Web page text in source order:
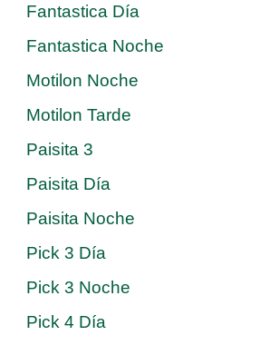
Fantastica Día
Fantastica Noche
Motilon Noche
Motilon Tarde
Paisita 3
Paisita Día
Paisita Noche
Pick 3 Día
Pick 3 Noche
Pick 4 Día